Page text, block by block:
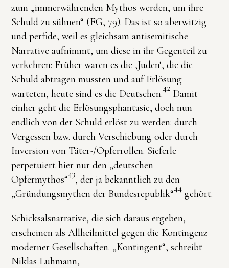
zum „immerwährenden Mythos werden, um ihre
Schuld zu sühnen“ (FG, 79). Das ist so aberwitzig
und perfide, weil es gleichsam antisemitische
Narrative aufnimmt, um diese in ihr Gegenteil zu
verkehren: Früher waren es die ‚Juden‘, die die
Schuld abtragen mussten und auf Erlösung
warteten, heute sind es die Deutschen.42 Damit
einher geht die Erlösungsphantasie, doch nun
endlich von der Schuld erlöst zu werden: durch
Vergessen bzw. durch Verschiebung oder durch
Inversion von Täter-/Opferrollen. Sieferle
perpetuiert hier nur den „deutschen
Opfermythos“43, der ja bekanntlich zu den
„Gründungsmythen der Bundesrepublik“44 gehört.
Schicksalsnarrative, die sich daraus ergeben,
erscheinen als Allheilmittel gegen die Kontingenz
moderner Gesellschaften. „Kontingent“, schreibt
Niklas Luhmann,